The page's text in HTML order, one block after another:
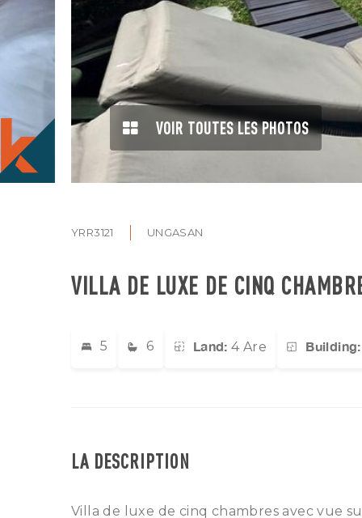
VOIR TOUTES LES PHOTOS
YRR3121 UNGASAN
VILLA DE LUXE DE CINQ
5 6 Land: 4 Are Building:
LA DESCRIPTION
Villa de luxe de cinq chambres avec vue